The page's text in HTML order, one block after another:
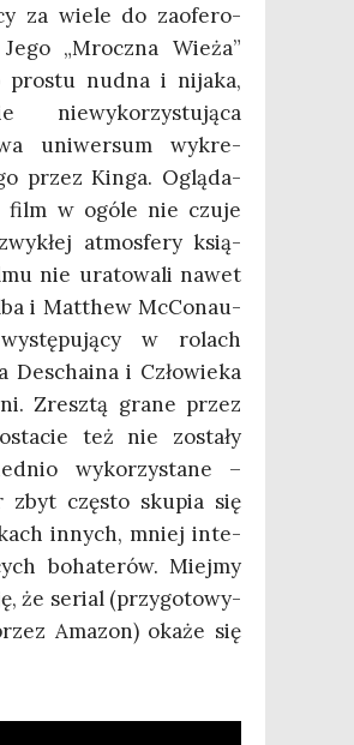
za wie­le do zaofe­ro­
„Mrocz­na Wie­ża”
pro­stu nud­na i nija­ka,
nie­wy­ko­rzy­stu­ją­ca
uni­wer­sum wykre­
przez Kin­ga. Oglą­da­
film w ogó­le nie czu­je
atmos­fe­ry ksią­
nie ura­to­wa­li nawet
i Mat­thew McCo­nau­
w rolach
Descha­ina i Czło­wie­ka
Zresz­tą gra­ne przez
też nie zosta­ły
wyko­rzy­sta­ne –
zbyt czę­sto sku­pia się
innych, mniej inte­
boha­te­rów. Miej­my
że serial (przy­go­to­wy­
Ama­zon) oka­że się